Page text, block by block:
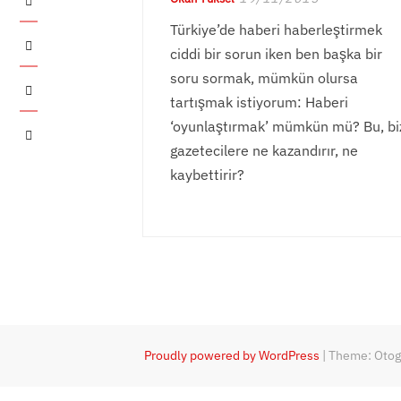
Twitter
Instagram
YouTube
Türkiye’de haberi haberleştirmek
ciddi bir sorun iken ben başka bir
soru sormak, mümkün olursa
tartışmak istiyorum: Haberi
‘oyunlaştırmak’ mümkün mü? Bu,
gazetecilere ne kazandırır, ne
kaybettirir?
Proudly powered by WordPress |Theme: